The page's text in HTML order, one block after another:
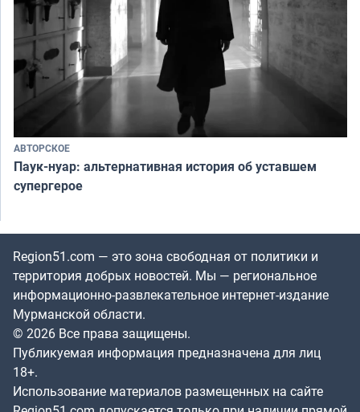
АВТОРСКОЕ
Паук-нуар: альтернативная история об уставшем
супергерое
Region51.com — это зона свободная от политики и
территория добрых новостей. Мы — региональное
информационно-развлекательное интернет-издание
Мурманской области.
© 2026 Все права защищены.
Публикуемая информация предназначена для лиц
18+.
Использование материалов размещенных на сайте